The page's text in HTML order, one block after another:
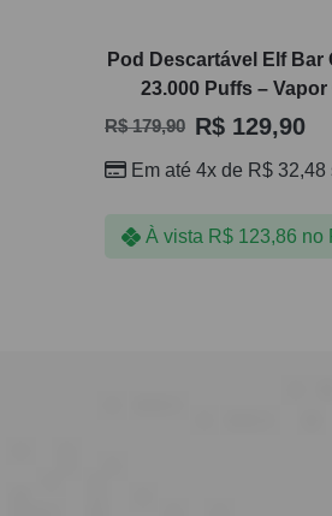
Pod Descartável Elf Bar
23.000 Puffs –
R$179,90 R$ 129,90
Em até 4x de R$ 32,48
À vista R$123,86 no